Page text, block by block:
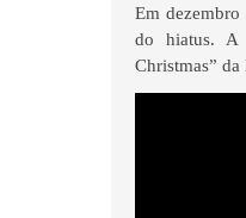
Em
do hiatus. A
Christmas”